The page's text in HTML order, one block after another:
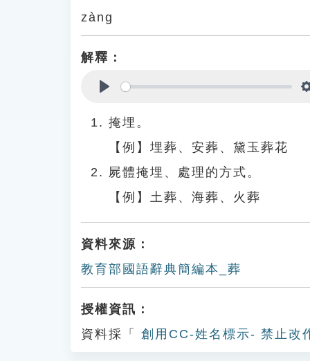
zàng
解釋：
掩埋。
【例】埋葬、安葬、黛玉葬花
屍體掩埋、處理的方式。
【例】土葬、海葬、火葬
資料來源：
教育部國語辭典簡編本_葬
授權資訊：
資料採「
創用CC-姓名標示- 禁止改